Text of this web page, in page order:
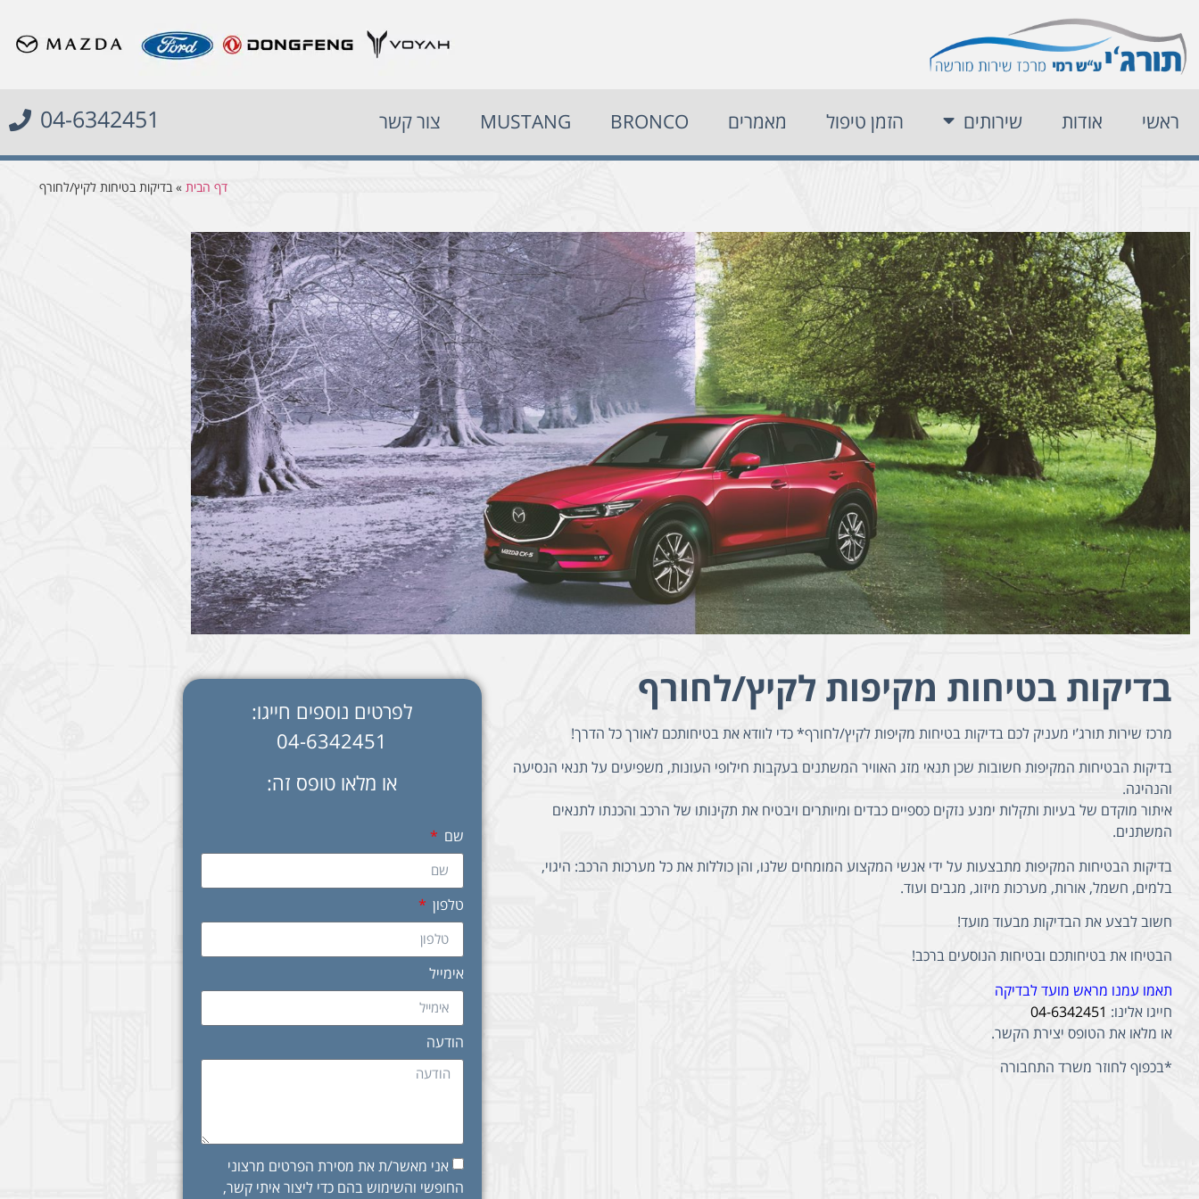
ראשי אודות שירותים הזמן טיפול מאמרים BRONCO
MUSTANG צור קשר 04-6342451
דף הבית »בדיקות בטיחות לקיץ/לחורף
בדיקות בטיחות מקיפות לקיץ/לחורף
מרכז שירות תורג’י מעניק לכם בדיקות בטיחות מקיפות לקיץ/לחורף* כדי לוודא את בטיחותכם לאורך כל הדרך!
בדיקות הבטיחות המקיפות חשובות שכן תנאי מזג האוויר המשתנים בעקבות חילופי העונות, משפיעים על תנאי הנסיעה
והנהיגה.
איתור מוקדם של בעיות ותקלות ימנע נזקים כספיים כבדים ומיותרים ויבטיח את תקינותו של הרכב והכנתו לתנאים
המשתנים.
בדיקות הבטיחות המקיפות מתבצעות על ידי אנשי המקצוע המומחים שלנו, והן כוללות את כל מערכות הרכב: היגוי,
בלמים, חשמל, אורות, מערכות מיזוג, מגבים ועוד.
חשוב לבצע את הבדיקות מבעוד מועד!
הבטיחו את בטיחותכם ובטיחות הנוסעים ברכב!
תאמו עמנו מראש מועד לבדיקה
חייגו אלינו: 04-6342451
או מלאו את הטופס יצירת הקשר.
*בכפוף לחוזר משרד התחבורה
לפרטים נוספים חייגו:
04-6342451
או מלאו טופס זה:
שם
טלפון
אימייל
הודעה
אני מאשר/ת את מסירת הפרטים מרצוני
החופשי והשימוש בהם כדי ליצור איתי קשר,